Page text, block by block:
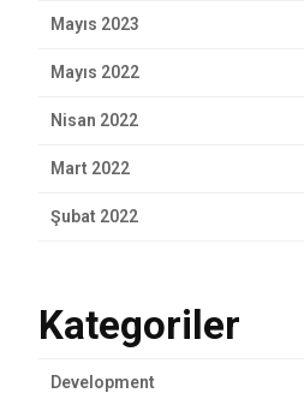
Mayıs 2023
Mayıs 2022
Nisan 2022
Mart 2022
Şubat 2022
Kategoriler
Development